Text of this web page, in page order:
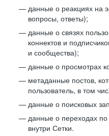
данные о реакциях на
вопросы, ответы);
данные о связях
коннектов и
и сообщества);
данные о просмотрах
метаданные постов,
пользователь, в том
данные о поисковых
данные о переходах по
внутри Сетки.